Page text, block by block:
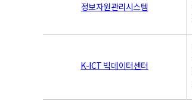
정보자원관리시스템
K-ICT 빅데이터센터